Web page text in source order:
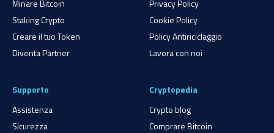
Minare Bitcoin
Staking Crypto
Creare il tuo Token
Diventa Partner
Privacy Policy
Cookie Policy
Policy Antiriciclaggio
Lavora con noi
Supporto
Assistenza
Sicurezza
Cryptopedia
Crypto blog
Comprare Bitcoin